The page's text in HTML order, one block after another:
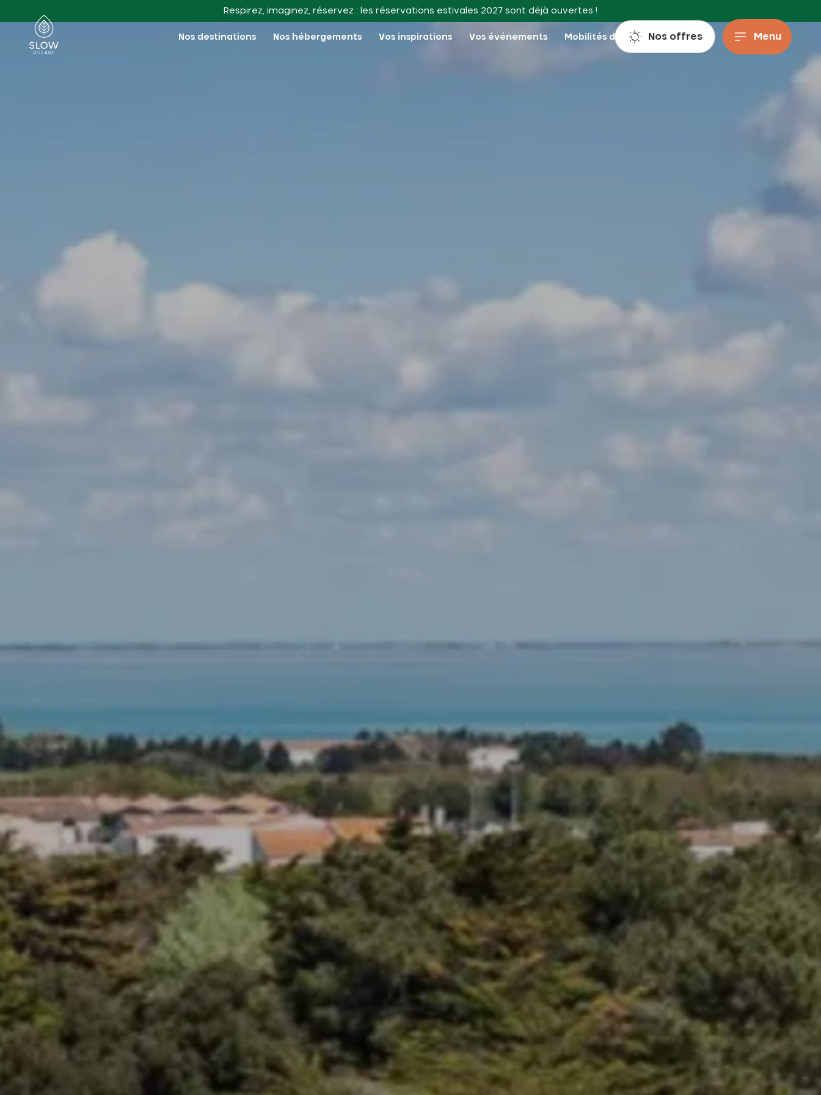
Respirez, imaginez, réservez : les réservations estivales 2027 sont déjà ouvertes !
Slow Village
Nos destinations Nos hébergements Vos inspirations Vos événements Mobilités douces Nos offres Menu